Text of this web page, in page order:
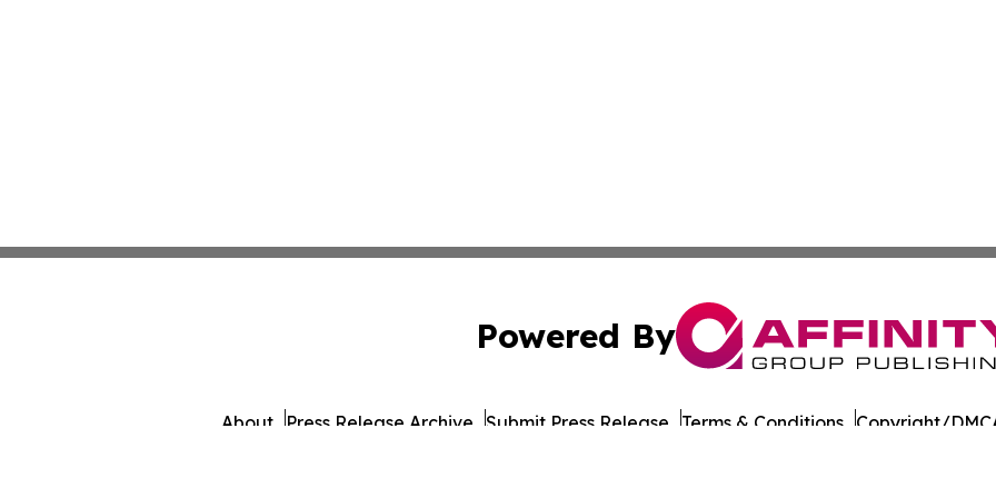
Powered By
About Press Release Archive Submit Press Release Terms & Conditions Copyright/